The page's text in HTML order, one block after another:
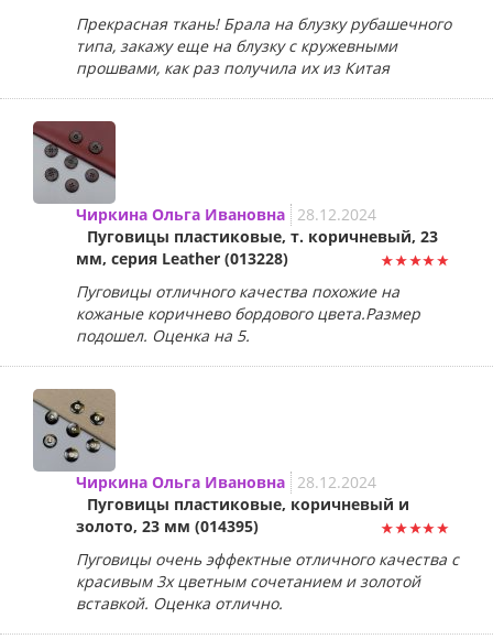
Прекрасная ткань! Брала на блузку рубашечного
типа, закажу еще на блузку с кружевными
прошвами, как раз получила их из Китая
Чиркина Ольга Ивановна
28.12.2024
Пуговицы пластиковые, т. коричневый, 23
мм, серия Leather (013228)
Пуговицы отличного качества похожие на
кожаные коричнево бордового цвета.Размер
подошел. Оценка на 5.
Чиркина Ольга Ивановна
28.12.2024
Пуговицы пластиковые, коричневый и
золото, 23 мм (014395)
Пуговицы очень эффектные отличного качества с
красивым 3х цветным сочетанием и золотой
вставкой. Оценка отлично.